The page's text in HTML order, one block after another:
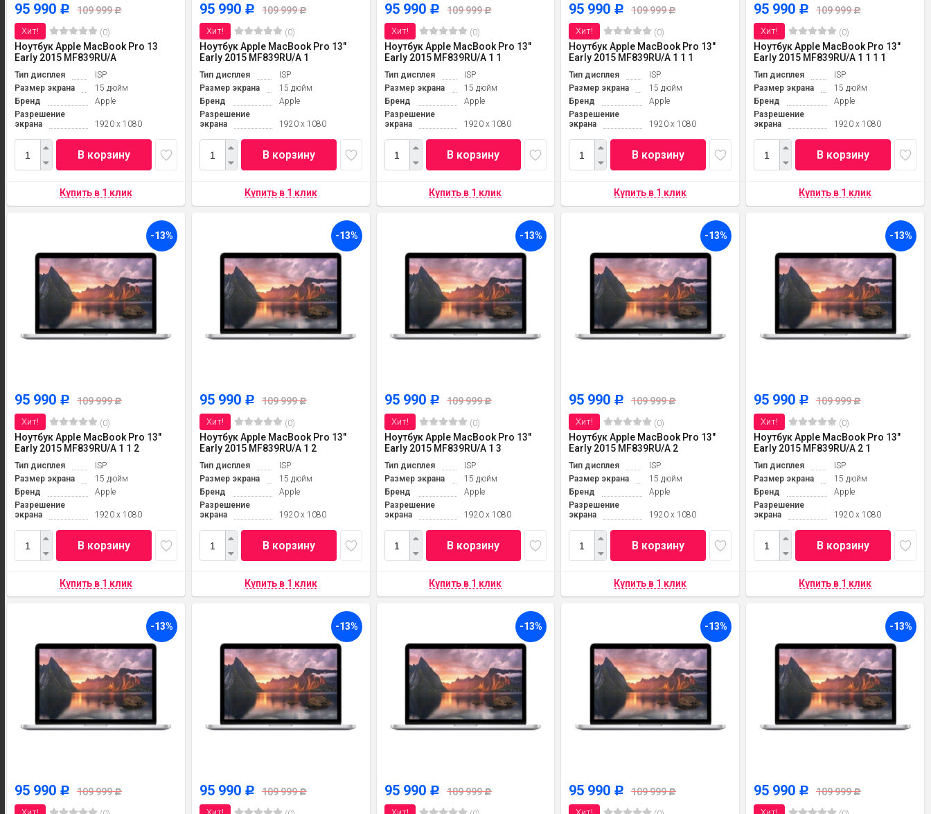
95 990 Р 109 999Р
Хит! (0)
Ноутбук Apple MacBook Pro 13
Early 2015 MF839RU/A
Тип дисплея
ISP
Размер экрана
15 дюйм
Бренд
Apple
Разрешение
экрана
1920 x 1080
В корзину
95 990 Р 109 999Р
Хит! (0)
Ноутбук Apple MacBook Pro 13"
Early 2015 MF839RU/A 1
Тип дисплея
ISP
Размер экрана
15 дюйм
Бренд
Apple
Разрешение
экрана
1920 x 1080
В корзину
95 990 Р 109 999Р
Хит! (0)
Ноутбук Apple MacBook Pro 13"
Early 2015 MF839RU/A 1 1
Тип дисплея
ISP
Размер экрана
15 дюйм
Бренд
Apple
Разрешение
экрана
1920 x 1080
В корзину
95 990 Р 109 999Р
Хит! (0)
Ноутбук Apple MacBook Pro 13"
Early 2015 MF839RU/A 1 1 1
Тип дисплея
ISP
Размер экрана
15 дюйм
Бренд
Apple
Разрешение
экрана
1920 x 1080
В корзину
95 990 Р 109 999Р
Хит! (0)
Ноутбук Apple MacBook Pro 13"
Early 2015 MF839RU/A 1 1 1 1
Тип дисплея
ISP
Размер экрана
15 дюйм
Бренд
Apple
Разрешение
экрана
1920 x 1080
В корзину
-13%
95 990 Р 109 999Р
Хит! (0)
Ноутбук Apple MacBook Pro 13"
Early 2015 MF839RU/A 1 1 2
Тип дисплея
ISP
Размер экрана
15 дюйм
Бренд
Apple
Разрешение
экрана
1920 x 1080
В корзину
-13%
95 990 Р 109 999Р
Хит! (0)
Ноутбук Apple MacBook Pro 13"
Early 2015 MF839RU/A 1 2
Тип дисплея
ISP
Размер экрана
15 дюйм
Бренд
Apple
Разрешение
экрана
1920 x 1080
В корзину
-13%
95 990 Р 109 999Р
Хит! (0)
Ноутбук Apple MacBook Pro 13"
Early 2015 MF839RU/A 1 3
Тип дисплея
ISP
Размер экрана
15 дюйм
Бренд
Apple
Разрешение
экрана
1920 x 1080
В корзину
-13%
95 990 Р 109 999Р
Хит! (0)
Ноутбук Apple MacBook Pro 13"
Early 2015 MF839RU/A 2
Тип дисплея
ISP
Размер экрана
15 дюйм
Бренд
Apple
Разрешение
экрана
1920 x 1080
В корзину
-13%
95 990 Р 109 999Р
Хит! (0)
Ноутбук Apple MacBook Pro 13"
Early 2015 MF839RU/A 2 1
Тип дисплея
ISP
Размер экрана
15 дюйм
Бренд
Apple
Разрешение
экрана
1920 x 1080
В корзину
-13%
95 990 Р 109 999Р
-13%
95 990 Р 109 999Р
-13%
95 990 Р 109 999Р
-13%
95 990 Р 109 999Р
-13%
95 990 Р 109 999Р